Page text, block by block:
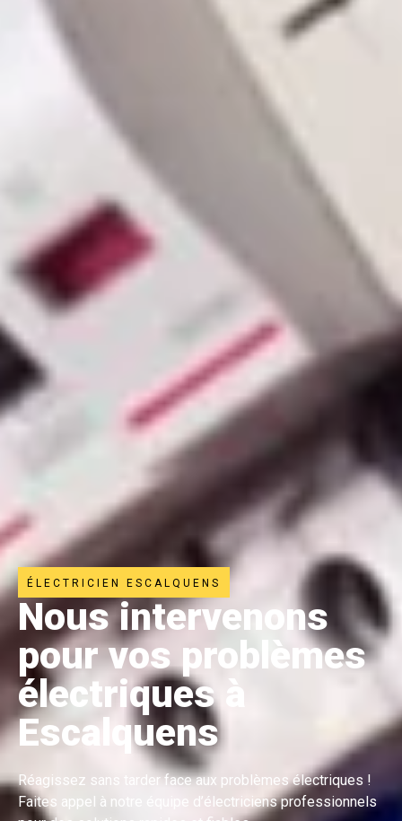
ÉLECTRICIEN ESCALQUENS
Nous intervenons
pour vos problèmes
électriques à
Escalquens
Réagissez sans tarder face aux problèmes électriques !
Faites appel à notre équipe d’électriciens professionnels